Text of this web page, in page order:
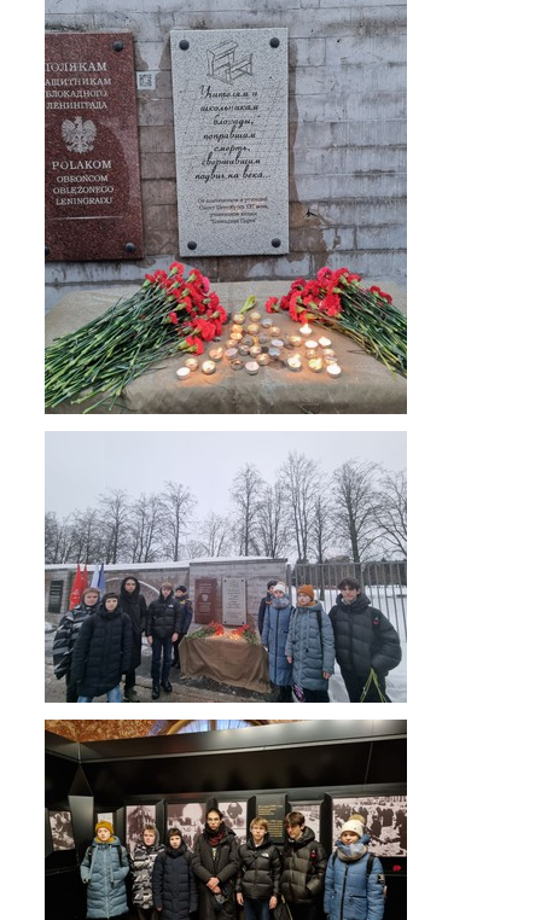
Уставные документы
Локальные акты
Предписания органов надзора
Страница директора
Предписания органов надзора
Охрана труда
Обращение директора
Гостевая книга
Результаты самообследования
Реализация антикоррупционной
политики
Знак «За вклад в развитие лицея»
Учебный процесс
Начальная школа
Основная и старшая школа
Оценочные процедуры
Итоговая аттестация